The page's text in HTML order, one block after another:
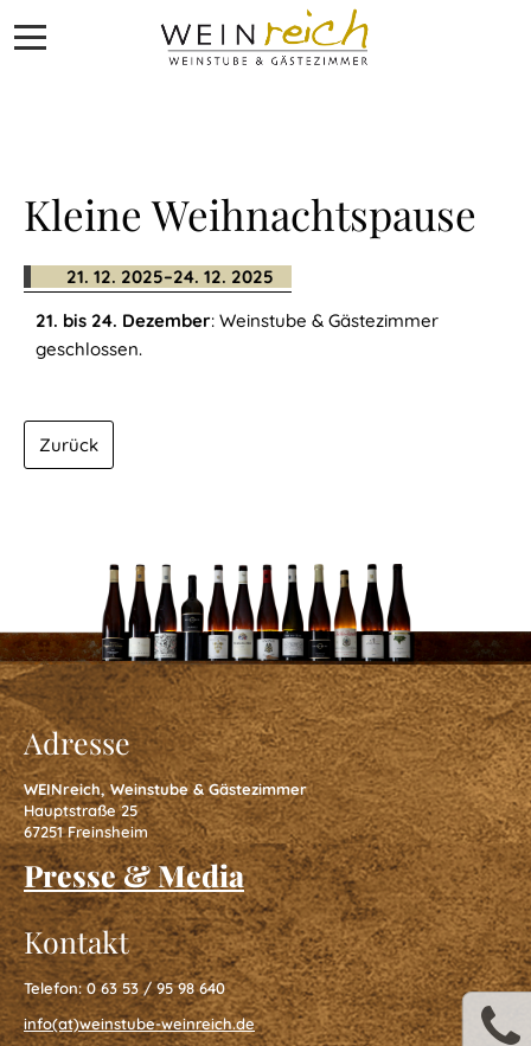
Navigation
WEINreich
WEINreich
Inside
WEINreich-
Die
Weinheimers
Essen
&
Trinken
Catering
&
Kleine Weihnachtspause
21. 12. 2025–24. 12. 2025
21. bis 24. Dezember: Weinstube & Gästezimmer
geschlossen.
Zurück
Adresse
WEINreich, Weinstube & Gästezimmer
Hauptstraße 25
67251 Freinsheim
Presse & Media
Kontakt
Telefon: 0 63 53 / 95 98 640
info(at)weinstube-weinreich.de